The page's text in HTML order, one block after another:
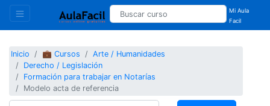
Mi Aula
Facil
Inicio 💼 Cursos
Arte / Humanidades
Derecho / Legislación
Formación para trabajar en Notarías
Modelo acta de referencia